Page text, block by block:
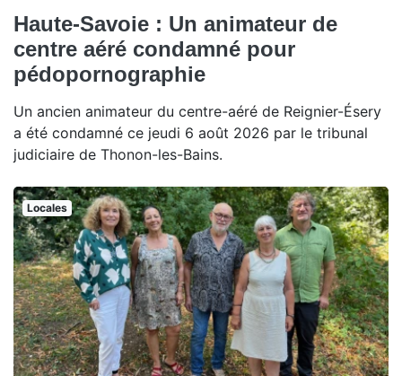
Haute-Savoie : Un animateur de
centre aéré condamné pour
pédopornographie
Un ancien animateur du centre-aéré de Reignier-Ésery
a été condamné ce jeudi 6 août 2026 par le tribunal
judiciaire de Thonon-les-Bains.
Locales